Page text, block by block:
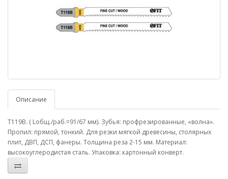
Описание
T119B. ( Lобщ./раб.=91/67 мм). Зубья: профрезированные, «волна».
Пропил: прямой, тонкий. Для резки мягкой древесины, столярных
плит, ДВП, ДСП, фанеры. Толщина реза 2-15 мм. Материал:
высокоуглеродистая сталь. Упаковка: картонный конверт.